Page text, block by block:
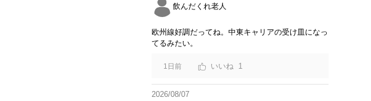
飲んだくれ老人
欧州線好調だってね。中東キャリアの受け皿になっ
てるみたい。
1日前 1
2026/08/07